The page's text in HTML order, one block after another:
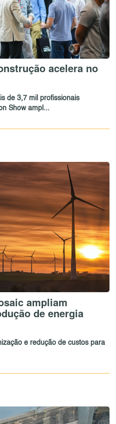
acelera no
de 3,7 mil profissionais
Show ampl...
ampliam
de energia
e redução de custos para